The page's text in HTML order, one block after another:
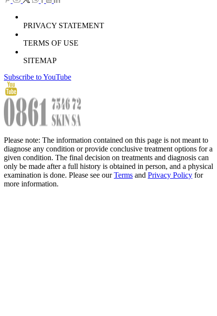
PRIVACY STATEMENT
TERMS OF USE
SITEMAP
Subscribe to YouTube
Please note: The information contained on this page is not meant to
diagnose any condition or provide conclusive treatment options for a
given condition. The final decision on treatments and diagnosis can
only be made after a full history is obtained in person, and a physical
examination is done. Please see ourTerms and Privacy Policy for
more information.